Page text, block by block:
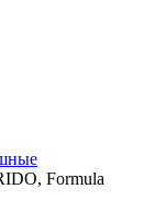
Formula